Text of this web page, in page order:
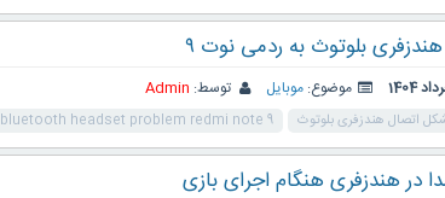
بلوتوث به ردمی نوت ۹
موضوع: موبایل توسط: Admin
اتصال هندزفری بلوتوث bluetooth headset problem redmi note 9
هندزفری هنگام اجرای بازی